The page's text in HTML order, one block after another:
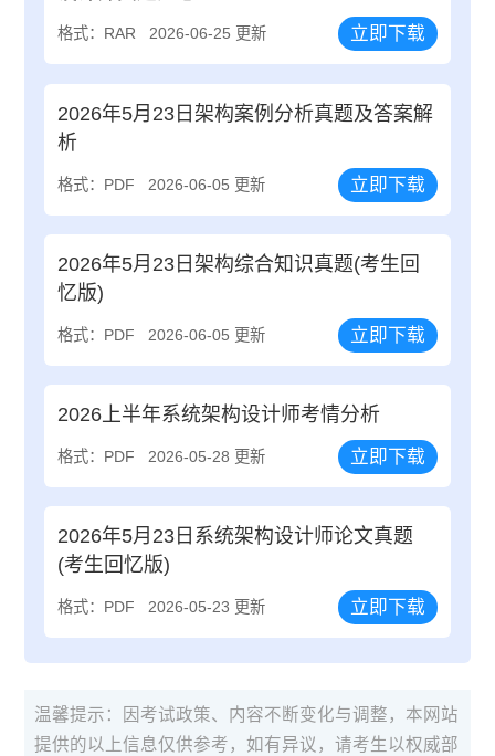
格式：RAR 2026-06-25 更新 立即下载
2026年5月23日架构案例分析真题及答案解
析
格式：PDF 2026-06-05 更新 立即下载
2026年5月23日架构综合知识真题(考生回
忆版)
格式：PDF 2026-06-05 更新 立即下载
2026上半年系统架构设计师考情分析
格式：PDF 2026-05-28 更新 立即下载
2026年5月23日系统架构设计师论文真题
(考生回忆版)
格式：PDF 2026-05-23 更新 立即下载
温馨提示：因考试政策、内容不断变化与调整，本网站
提供的以上信息仅供参考，如有异议，请考生以权威部